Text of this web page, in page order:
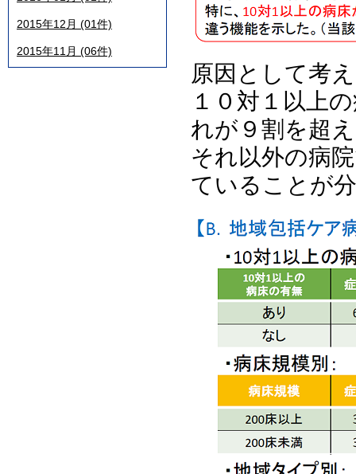
2015年12月 (01件)
2015年11月 (06件)
原因として考
１０対１以上
れが９割を超
それ以外の病
ていることが